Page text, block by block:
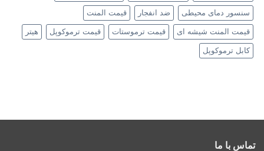
سنسور دمای محیطی ضد انفجار قیمت المنت
قیمت المنت شیشه ای قیمت ترموستات قیمت ترموکوپل هیتر
کابل ترموکوپل
تماس با ما